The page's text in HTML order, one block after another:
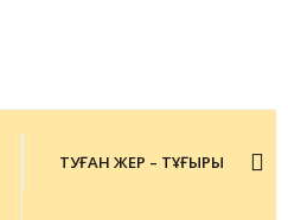
ТУҒАН ЖЕР – ТҰҒЫРЫҢ